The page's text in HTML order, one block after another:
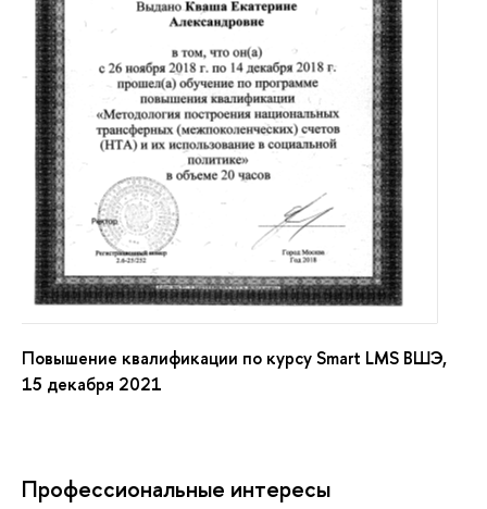
Повышение квалификации по курсу Smart LMS ВШЭ,
15 декабря 2021
Профессиональные интересы